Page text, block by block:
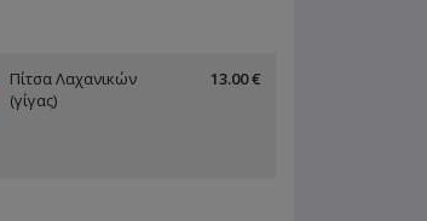
Πίτσα Λαχανικών
(γίγας)
13.00 €